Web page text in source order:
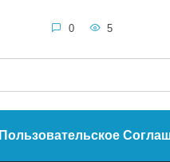
0 5
новый метод лечения
Пользовательское